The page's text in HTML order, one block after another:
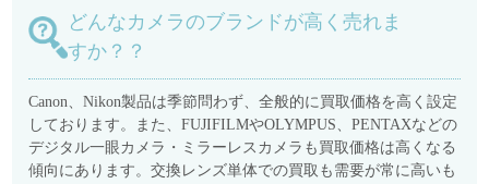
どんなカメラのブランドが高く売れま
すか？？
Canon、Nikon製品は季節問わず、全般的に買取価格を高く設定
しております。また、FUJIFILMやOLYMPUS、PENTAXなどの
デジタル一眼カメラ・ミラーレスカメラも買取価格は高くなる
傾向にあります。交換レンズ単体での買取も需要が常に高いも